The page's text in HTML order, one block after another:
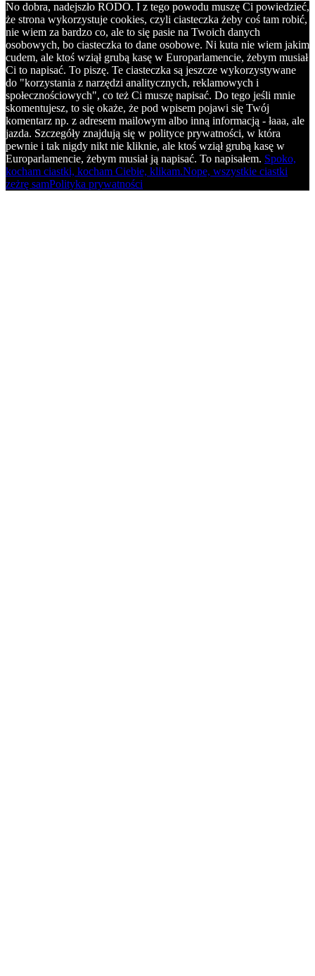
No dobra, nadejszło RODO. I z tego powodu muszę Ci powiedzieć,
że strona wykorzystuje cookies, czyli ciasteczka żeby coś tam robić,
nie wiem za bardzo co, ale to się pasie na Twoich danych
osobowych, bo ciasteczka to dane osobowe. Ni kuta nie wiem jakim
cudem, ale ktoś wziął grubą kasę w Europarlamencie, żebym musiał
Ci to napisać. To piszę. Te ciasteczka są jeszcze wykorzystywane
do "korzystania z narzędzi analitycznych, reklamowych i
społecznościowych", co też Ci muszę napisać. Do tego jeśli mnie
skomentujesz, to się okaże, że pod wpisem pojawi się Twój
komentarz np. z adresem mailowym albo inną informacją - łaaa, ale
jazda. Szczegóły znajdują się w polityce prywatności, w która
pewnie i tak nigdy nikt nie kliknie, ale ktoś wziął grubą kasę w
Europarlamencie, żebym musiał ją napisać. To napisałem. Spoko,
kocham ciastki, kocham Ciebie, klikam.Nope, wszystkie ciastki
zeżrę samPolityka prywatności